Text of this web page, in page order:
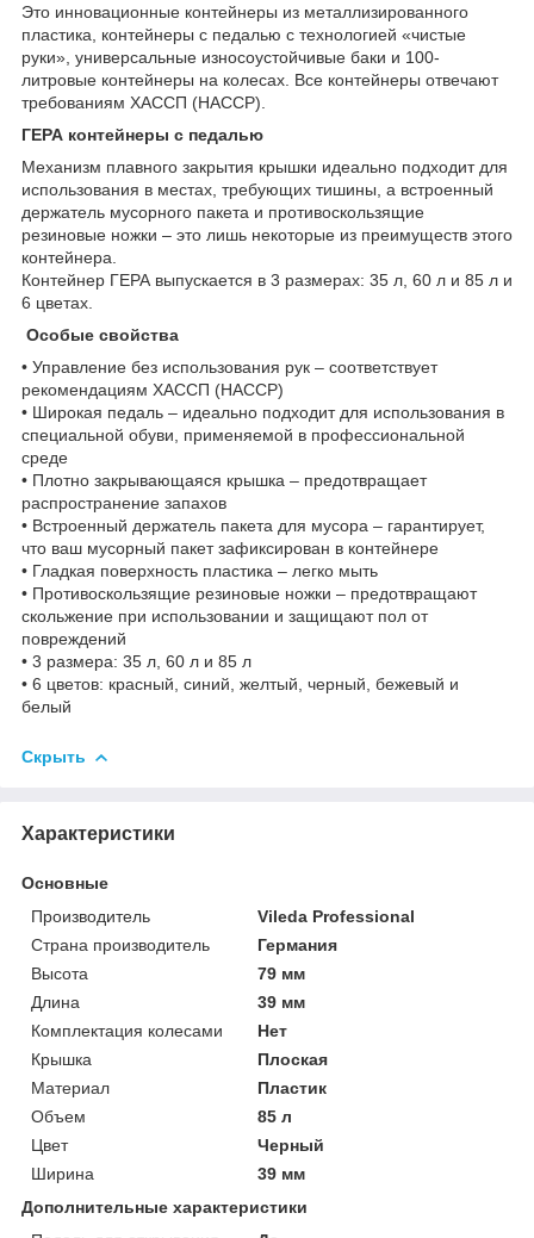
Это инновационные контейнеры из металлизированного
пластика, контейнеры с педалью с технологией «чистые
руки», универсальные износоустойчивые баки и 100-
литровые контейнеры на колесах. Все контейнеры отвечают
требованиям ХАССП (HACCP).
ГЕРА контейнеры с педалью
Механизм плавного закрытия крышки идеально подходит для
использования в местах, требующих тишины, а встроенный
держатель мусорного пакета и противоскользящие
резиновые ножки – это лишь некоторые из преимуществ этого
контейнера.
Контейнер ГЕРА выпускается в 3 размерах: 35 л, 60 л и 85 л и
6 цветах.
Особые свойства
• Управление без использования рук – соответствует
рекомендациям ХАССП (HACCP)
• Широкая педаль – идеально подходит для использования в
специальной обуви, применяемой в профессиональной
среде
• Плотно закрывающаяся крышка – предотвращает
распространение запахов
• Встроенный держатель пакета для мусора – гарантирует,
что ваш мусорный пакет зафиксирован в контейнере
• Гладкая поверхность пластика – легко мыть
• Противоскользящие резиновые ножки – предотвращают
скольжение при использовании и защищают пол от
повреждений
• 3 размера: 35 л, 60 л и 85 л
• 6 цветов: красный, синий, желтый, черный, бежевый и
белый
Скрыть
Характеристики
Основные
Производитель
Vileda Professional
Страна производитель
Германия
Высота
79 мм
Длина
39 мм
Комплектация колесами
Нет
Крышка
Плоская
Материал
Пластик
Объем
85 л
Цвет
Черный
Ширина
39 мм
Дополнительные характеристики